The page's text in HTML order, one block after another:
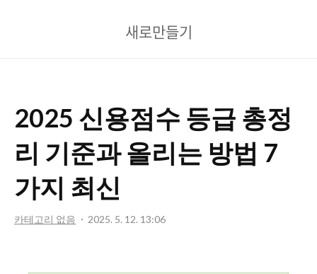
로
기
새로만들기
2025 신용점수 등급 총정
리 기준과 올리는 방법 7
가지 최신
카테고리 없음 2025. 5. 12. 13:06